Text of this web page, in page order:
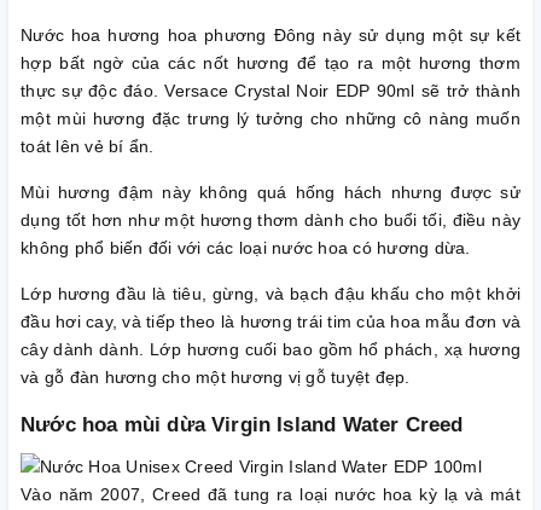
Nước hoa hương hoa phương Đông này sử dụng một sự kết
hợp bất ngờ của các nốt hương để tạo ra một hương thơm
thực sự độc đáo. Versace Crystal Noir EDP 90ml sẽ trở thành
một mùi hương đặc trưng lý tưởng cho những cô nàng muốn
toát lên vẻ bí ẩn.
Mùi hương đậm này không quá hống hách nhưng được sử
dụng tốt hơn như một hương thơm dành cho buổi tối, điều này
không phổ biến đối với các loại nước hoa có hương dừa.
Lớp hương đầu là tiêu, gừng, và bạch đậu khấu cho một khởi
đầu hơi cay, và tiếp theo là hương trái tim của hoa mẫu đơn và
cây dành dành. Lớp hương cuối bao gồm hổ phách, xạ hương
và gỗ đàn hương cho một hương vị gỗ tuyệt đẹp.
Nước hoa mùi dừa Virgin Island Water Creed
Vào năm 2007, Creed đã tung ra loại nước hoa kỳ lạ và mát